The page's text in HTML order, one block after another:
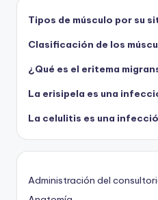
Tipos de músculo por su
Clasificación de los
¿Qué es el eritema
La erisipela es una
La celulitis es una
Administración del